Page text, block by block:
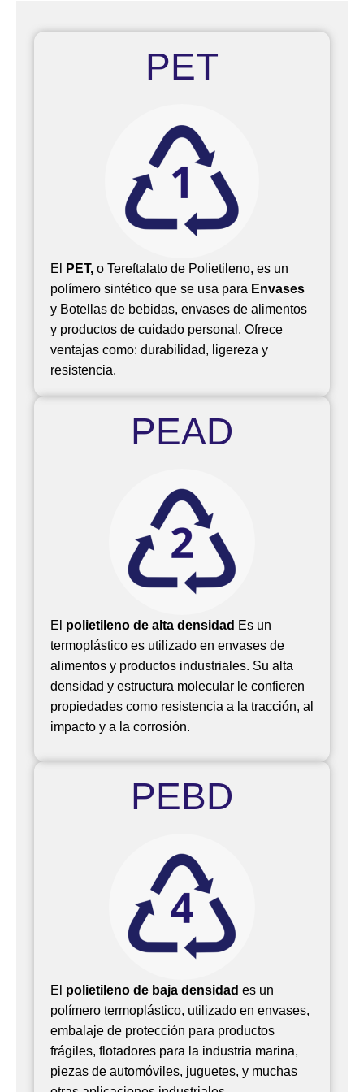
l
y
q
í
m
c
o
s
y
b
e
i
d
s
ti
c
o
s
PET
El PET, o Tereftalato de Polietileno, es un
polímero sintético que se usa para Envases
y Botellas de bebidas, envases de alimentos
y productos de cuidado personal. Ofrece
ventajas como: durabilidad, ligereza y
resistencia.
PEAD
El polietileno de alta densidad Es un
termoplástico es utilizado en envases de
alimentos y productos industriales. Su alta
densidad y estructura molecular le confieren
propiedades como resistencia a la tracción, al
impacto y a la corrosión.
PEBD
El polietileno de baja densidad es un
polímero termoplástico, utilizado en envases,
embalaje de protección para productos
frágiles, flotadores para la industria marina,
piezas de automóviles, juguetes, y muchas